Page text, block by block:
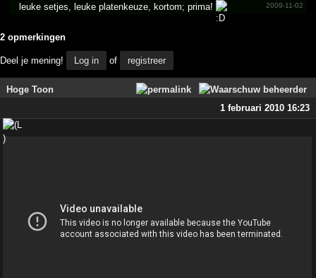
2009-11-02
leuke setjes, leuke platenkeuze, kortom; prima!
2 opmerkingen
Deel je mening! Log in of registreer
Hoge Toon
1 februari 2010 16:23